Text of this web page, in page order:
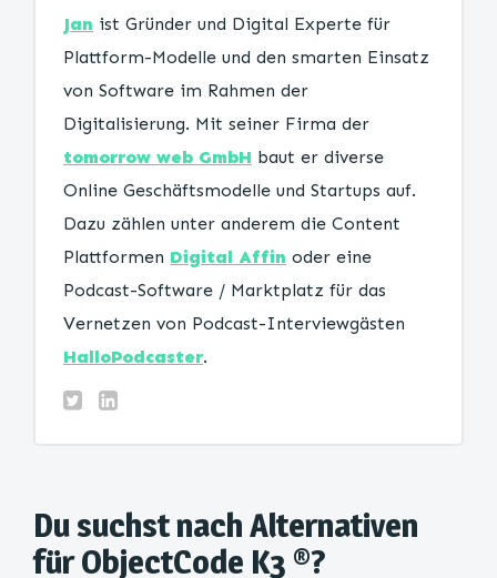
Jan ist Gründer und Digital Experte für
Plattform-Modelle und den smarten Einsatz
von Software im Rahmen der
Digitalisierung. Mit seiner Firma der
tomorrow web GmbH baut er diverse
Online Geschäftsmodelle und Startups auf.
Dazu zählen unter anderem die Content
Plattformen Digital Affin oder eine
Podcast-Software / Marktplatz für das
Vernetzen von Podcast-Interviewgästen
HalloPodcaster.
Du suchst nach Alternativen
für ObjectCode K3 ®?